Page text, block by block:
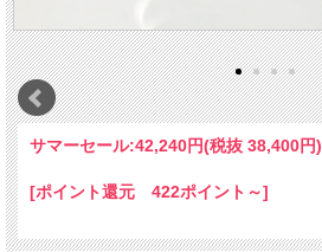
サマーセール:42,240円(税抜 38,400円)
[ポイント還元 422ポイント～]